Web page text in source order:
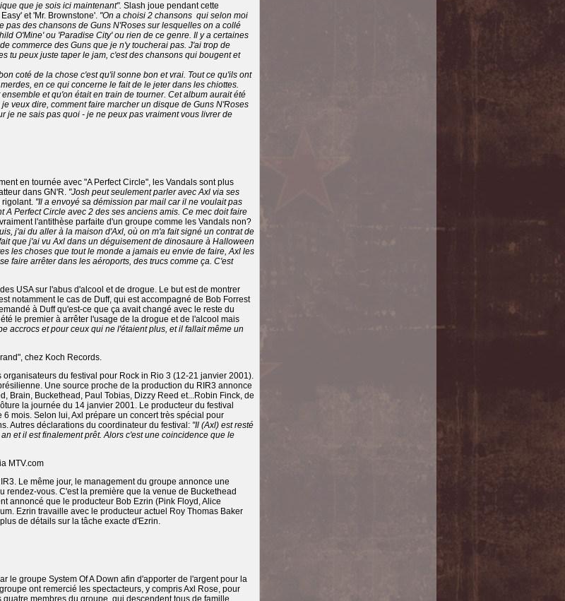
que je sois ici maintenant". Slash joue pendant cette
et 'Mr. Brownstone'. "On a choisi 2 chansons qui selon moi
pas des chansons de Guns N'Roses sur lesquelles on a collé
O'Mine' ou 'Paradise City' ou rien de ce genre. Il y a certaines
commerce des Guns que je n'y toucherai pas. J'ai trop de
tu peux juste taper le jam, c'est des chansons qui bougent et
coté de la chose c'est qu'il sonne bon et vrai. Tout ce qu'ils ont
en ce qui concerne le fait de le jeter dans les chiottes.
et qu'on était en train de tourner. Cet album aurait été
veux dire, comment faire marcher un disque de Guns N'Roses
je ne sais pas quoi - je ne peux pas vraiment vous livrer de
en tournée avec "A Perfect Circle", les Vandals sont plus
dans GN'R. "Josh peut seulement parler avec Axl via ses
rigolant. "Il a envoyé sa démission par mail car il ne voulait pas
Perfect Circle avec 2 des ses anciens amis. Ce mec doit faire
l'antithèse parfaite d'un groupe comme les Vandals non?
j'ai du aller à la maison d'Axl, où on m'a fait signé un contrat de
que j'ai vu Axl dans un déguisement de dinosaure à Halloween
les choses que tout le monde a jamais eu envie de faire, Axl les
faire arrêter dans les aéroports, des trucs comme ça. C'est
USA sur l'abus d'alcool et de drogue. Le but est de montrer
notamment le cas de Duff, qui est accompagné de Bob Forrest
à Duff qu'est-ce que ça avait changé avec le reste du
le premier à arrêter l'usage de la drogue et de l'alcool mais
accrocs et pour ceux qui ne l'étaient plus, et il fallait même un
chez Koch Records.
du festival pour Rock in Rio 3 (12-21 janvier 2001).
Une source proche de la production du RIR3 annonce
Brain, Buckethead, Paul Tobias, Dizzy Reed et...Robin Finck, de
la journée du 14 janvier 2001. Le producteur du festival
mois. Selon lui, Axl prépare un concert très spécial pour
Autres déclarations du coordinateur du festival: "Il (Axl) est resté
et il est finalement prêt. Alors c'est une coincidence que le
MTV.com
Le même jour, le management du groupe annonce une
vous. C'est la première que la venue de Buckethead
annoncé que le producteur Bob Ezrin (Pink Floyd, Alice
Ezrin travaille avec le producteur actuel Roy Thomas Baker
de détails sur la tâche exacte d'Ezrin.
le groupe System Of A Down afin d'apporter de l'argent pour la
ont remercié les spectacteurs, y compris Axl Rose, pour
membres du groupe, qui descendent tous de famille